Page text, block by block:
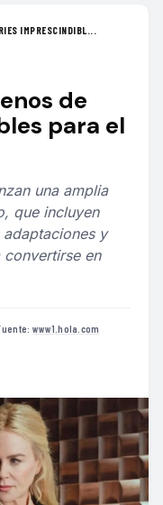
IMPRESCINDIBL...
de
para el
una amplia
que incluyen
y
en
www1.hola.com